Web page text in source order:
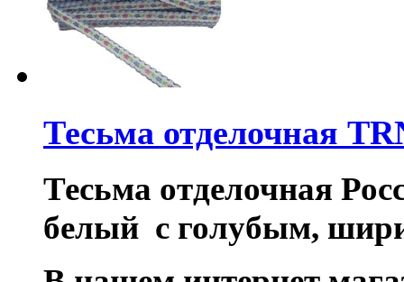
Тесьма отделочная
Тесьма отделочная
белый с голубым,